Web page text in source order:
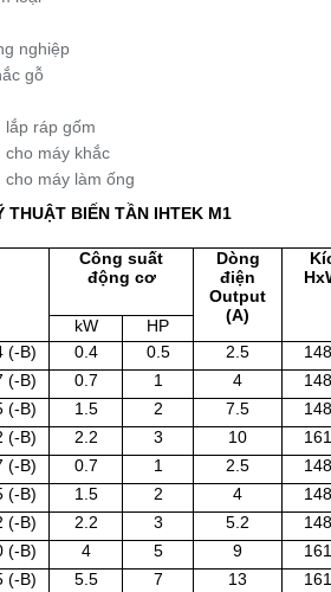
nghiệp
gỗ
lắp ráp gốm
cho máy khắc
cho máy làm ống
THUẬT BIẾN TẦN IHTEK M1
Công suất
động cơ
Dòng
điện
Output
(A)
kW
HP
(-B)
0.4 0.5 2.5
(-B)
0.7 1 4
(-B)
1.5 2 7.5
(-B)
2.2 3 10
(-B)
0.7 1 2.5
(-B)
1.5 2 4
(-B)
2.2 3 5.2
(-B)
4 5 9
(-B)
5.5 7 13